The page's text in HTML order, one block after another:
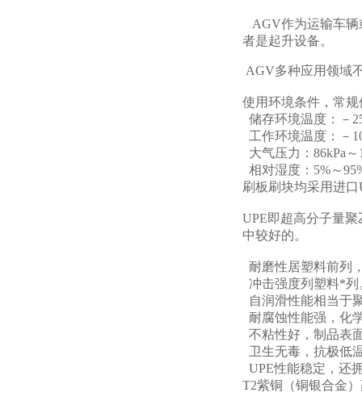
AGV作为运输车辆
者是起升设备。
AGV多种应用领域
使用环境条件，常
储存环境温度：－
工作环境温度：
大气压力：86kPa～
相对湿度：5%～
刷板刷块均采用进
UPE即超高分子量
中较好的。
耐磨性居塑料前列
冲击强度列塑料*列
自润滑性能相当于
耐腐蚀性能强，化
不粘性好，制品表
卫生无毒，抗极低
UPE性能稳定，还
T2紫铜（铜银合金